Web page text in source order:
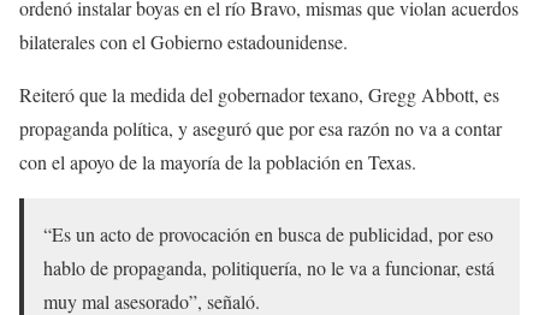
ordenó instalar boyas en el río Bravo, mismas que violan acuerdos
bilaterales con el Gobierno estadounidense.
Reiteró que la medida del gobernador texano, Gregg Abbott, es
propaganda política, y aseguró que por esa razón no va a contar
con el apoyo de la mayoría de la población en Texas.
“Es un acto de provocación en busca de publicidad, por eso
hablo de propaganda, politiquería, no le va a funcionar, está
muy mal asesorado”, señaló.